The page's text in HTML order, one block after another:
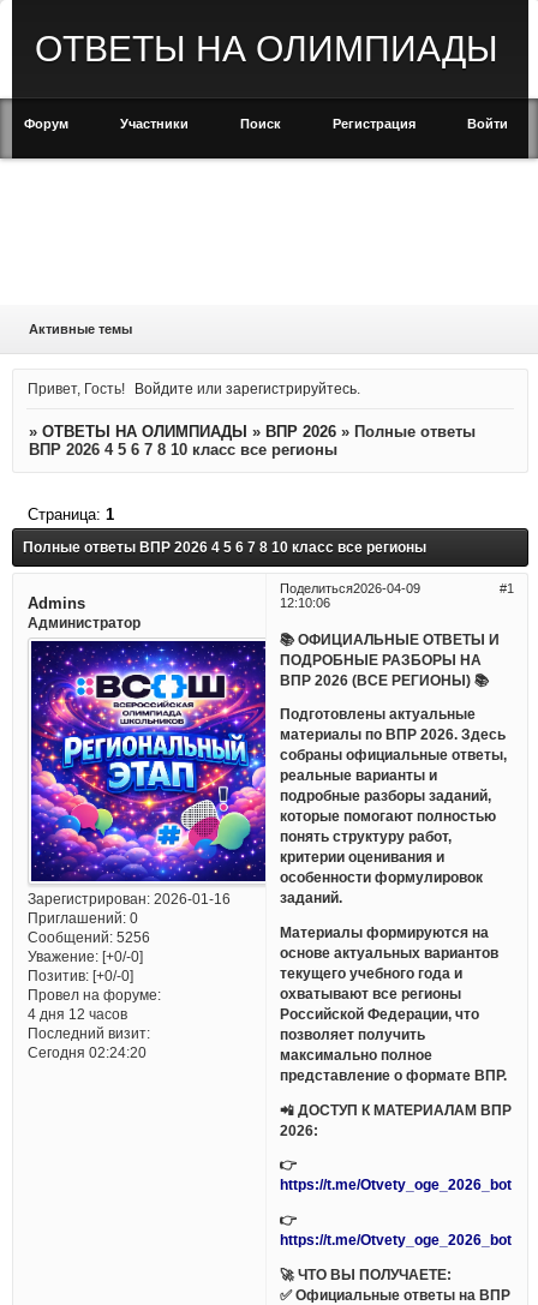
ОТВЕТЫ НА ОЛИМПИАДЫ
Форум Участники Поиск Регистрация Войти
Активные темы
Привет, Гость! Войдите илизарегистрируйтесь
» ОТВЕТЫ НА ОЛИМПИАДЫ » ВПР 2026 » Полные ответы
ВПР 2026 4 5 6 7 8 10 класс все регионы
Полные ответы ВПР 2026 4 5 6 7 8 10 класс все регионы
Страница: 1
Поделиться 1
2026-04-09
12:10:06
Admins
Администратор
Зарегистрирован: 2026-01-16
Приглашений:0
Сообщений:5256
Уважение: [+0/-0]
Позитив: [+0/-0]
Провел на форуме:
4 дня 12 часов
Последний визит:
Сегодня 02:24:20
📚 ОФИЦИАЛЬНЫЕ ОТВЕТЫ И
ПОДРОБНЫЕ РАЗБОРЫ НА
ВПР 2026 (ВСЕ РЕГИОНЫ) 📚
Подготовлены актуальные
материалы по ВПР 2026. Здесь
собраны официальные ответы,
реальные варианты и
подробные разборы заданий,
которые помогают полностью
понять структуру работ,
критерии оценивания и
особенности формулировок
заданий.
Материалы формируются на
основе актуальных вариантов
текущего учебного года и
охватывают все регионы
Российской Федерации, что
позволяет получить
максимально полное
представление о формате ВПР.
📲 ДОСТУП К МАТЕРИАЛАМ ВПР
2026:
👉
https://t.me/Otvety_oge_2026_bot
👉
https://t.me/Otvety_oge_2026_bot
🚀 ЧТО ВЫ ПОЛУЧАЕТЕ:
✅ Официальные ответы на ВПР